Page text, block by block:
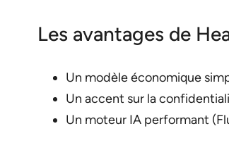
Les avantages de
Un modèle économique
Un accent sur la
Un moteur IA performant